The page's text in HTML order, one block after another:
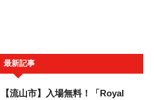
最新記事
【流山市】入場無料！「Royal